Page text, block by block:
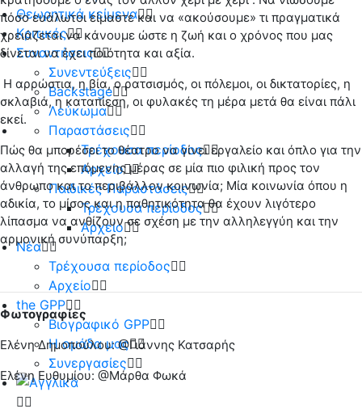
Θεωρητικά κείμενα
Κριτικές
Συναντήσεις
Συνεντεύξεις
Backstage
Λεύκωμα
Παραστάσεις
Τρέχουσα περίοδος
Αρχείο
Παιδικές Παραστάσεις
Τρέχουσα περίοδος
Αρχείο
Νέα
Τρέχουσα περίοδος
Αρχείο
the GPP
Βιογραφικό GPP
Η ομάδα μας
Συνεργασίες
πόσο ευάλωτοι είμαστε και να «ακούσουμε» τι πραγματικά
χρειάζεται να κάνουμε ώστε η ζωή και ο χρόνος που μας
δίνεται να έχει ποιότητα και αξία.
Η αρρώστια, η βία, ο ρατσισμός, οι πόλεμοι, οι δικτατορίες, η
σκλαβιά, η καταπίεση, οι φυλακές τη μέρα μετά θα είναι πάλι
εκεί.
Πώς θα μπορέσει το θέατρο να γίνει εργαλείο και όπλο για την
αλλαγή της επόμενης μέρας σε μία πιο φιλική προς τον
άνθρωπο και το περιβάλλον κοινωνία; Μία κοινωνία όπου η
αδικία, το μίσος και η παθητικότητα θα έχουν λιγότερο
λίπασμα να ανθίζουν σε σχέση με την αλληλεγγύη και την
αρμονική συνύπαρξη;
Φωτογραφίες
Ελένη Δημοπούλου: @Γιάννης Κατσαρής
Ελένη Ευθυμίου: @Μάρθα Φωκά